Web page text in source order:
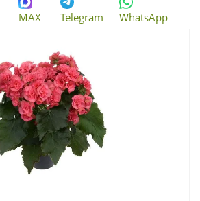
MAX Telegram WhatsApp